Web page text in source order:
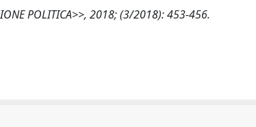
POLITICA>>, 2018; (3/2018): 453-456.